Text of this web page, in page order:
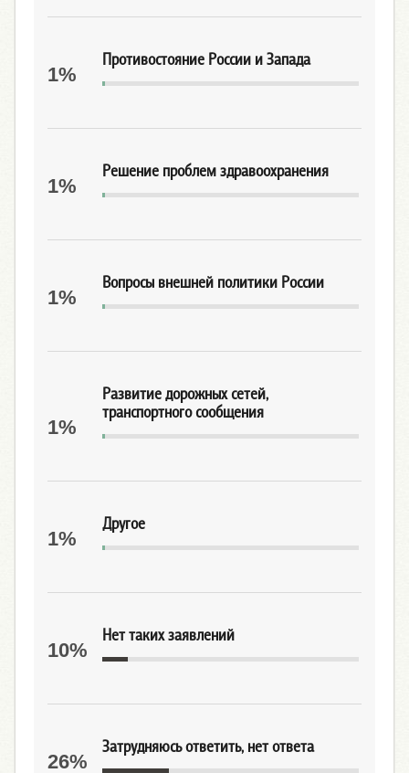
Противостояние России и Запада
1%
Решение проблем здравоохранения
1%
Вопросы внешней политики России
1%
Развитие дорожных сетей,
транспортного сообщения
1%
Другое
1%
Нет таких заявлений
10%
Затрудняюсь ответить, нет ответа
26%